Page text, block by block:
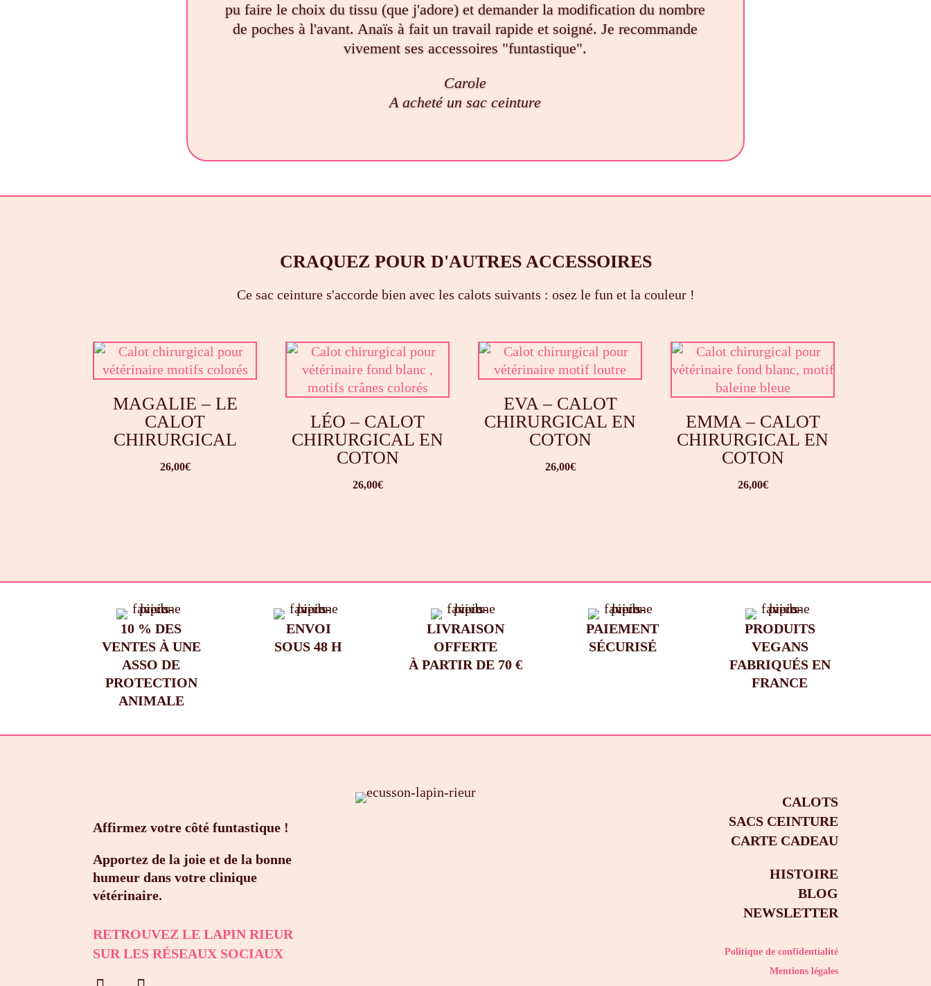
pu faire le choix du tissu (que j'adore) et demander la modification du nombre
de poches à l'avant. Anaïs à fait un travail rapide et soigné. Je recommande
vivement ses accessoires "funtastique".
Carole
A acheté un sac ceinture
CRAQUEZ POUR D'AUTRES ACCESSOIRES
Ce sac ceinture s'accorde bien avec les calots suivants : osez le fun et la couleur !
MAGALIE – LE
CALOT
CHIRURGICAL
26,00€
LÉO – CALOT
CHIRURGICAL EN
COTON
26,00€
EVA – CALOT
CHIRURGICAL EN
COTON
26,00€
EMMA – CALOT
CHIRURGICAL EN
COTON
26,00€
10 % DES
VENTES À UNE
ASSO DE
PROTECTION
ANIMALE
ENVOI
SOUS 48 H
LIVRAISON
OFFERTE
À PARTIR DE 70 €
PAIEMENT
SÉCURISÉ
PRODUITS
VEGANS
FABRIQUÉS EN
FRANCE
Affirmez votre côté funtastique !
Apportez de la joie et de la bonne
humeur dans votre clinique
vétérinaire.
RETROUVEZ LE LAPIN RIEUR
SUR LES RÉSEAUX SOCIAUX
CALOTS
SACS CEINTURE
CARTE CADEAU
HISTOIRE
BLOG
NEWSLETTER
Politique de confidentialité
Mentions légales